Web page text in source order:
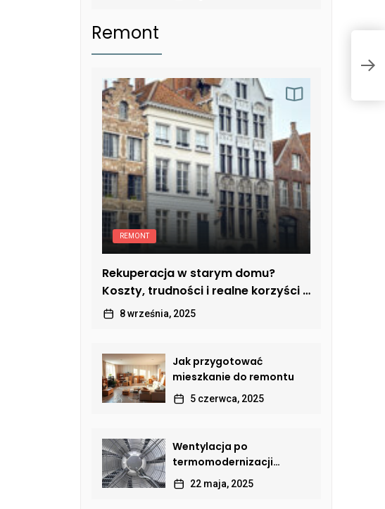
Remont
REMONT
Rekuperacja w starym domu?
Koszty, trudności i realne korzyści z
modernizacji
8 września, 2025
Jak przygotować
mieszkanie do remontu
5 czerwca, 2025
Wentylacja po
termomodernizacji
budynku – jak przywrócić
sprawną wymianę
22 maja, 2025